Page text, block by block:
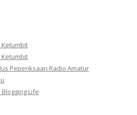
Peperiksaan Radio Amatur
Life